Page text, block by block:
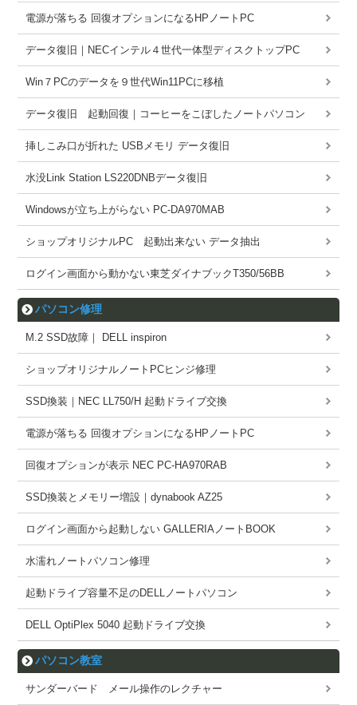
電源が落ちる 回復オプションになるHPノートPC
データ復旧｜NECインテル４世代一体型ディスクトップPC
Win７PCのデータを９世代Win11PCに移植
データ復旧 起動回復｜コーヒーをこぼしたノートパソコン
挿しこみ口が折れた USBメモリ データ復旧
水没Link Station LS220DNBデータ復旧
Windowsが立ち上がらない PC-DA970MAB
ショップオリジナルPC 起動出来ない データ抽出
ログイン画面から動かない東芝ダイナブックT350/56BB
パソコン修理
M.2 SSD故障｜ DELL inspiron
ショップオリジナルノートPCヒンジ修理
SSD換装｜NEC LL750/H 起動ドライブ交換
電源が落ちる 回復オプションになるHPノートPC
回復オプションが表示 NEC PC-HA970RAB
SSD換装とメモリー増設｜dynabook AZ25
ログイン画面から起動しない GALLERIAノートBOOK
水濡れノートパソコン修理
起動ドライブ容量不足のDELLノートパソコン
DELL OptiPlex 5040 起動ドライブ交換
パソコン教室
サンダーバード メール操作のレクチャー